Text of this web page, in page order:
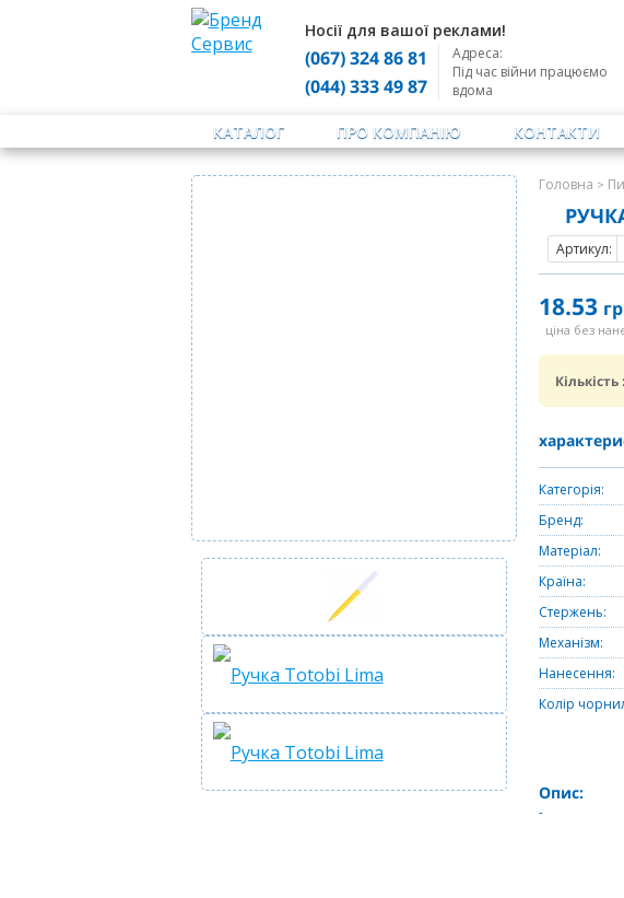
Носії для вашої реклами!
(067) 324 86 81
(044) 333 49 87
Адреса:
Під час війни працюємо
вдома
КАТАЛОГ ПРО КОМПАНІЮ КОНТАКТИ
Головна >
Артикул:
18.53
ціна без
Кількість:
Категорія:
Бренд:
Матеріал:
Країна:
Стержень:
Механізм:
Нанесення:
Колір
Опис:
-